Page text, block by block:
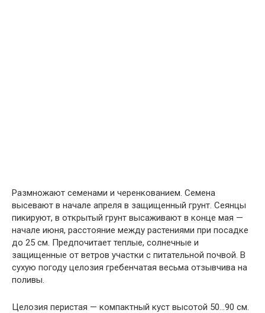
Размножают семенами и черенкова­нием. Семена
высевают в начале апреля в защищенный грунт. Сеянцы
пикиру­ют, в открытый грунт высаживают в конце мая —
начале июня, расстояние между растениями при посадке
до 25 см. Предпочитает теплые, солнеч­ные и
защищенные от ветров участки с питательной почвой. В
сухую погоду целозия гребенчатая весьма отзывчива на
поливы.
Целозия перистая — компакт­ный куст высотой 50…90 см.